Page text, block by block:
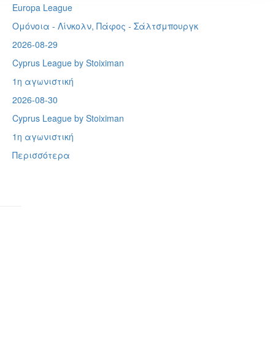
Europa League
Ομόνοια - Λίνκολν, Πάφος - Σάλτσμπουργκ
2026-08-29
Cyprus League by Stoiximan
1η αγωνιστική
2026-08-30
Cyprus League by Stoiximan
1η αγωνιστική
Περισσότερα